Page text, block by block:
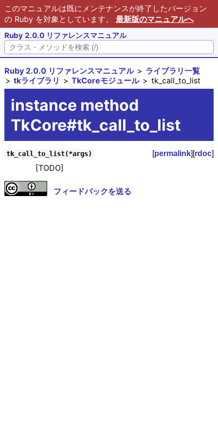
このマニュアルは既にメンテナンスが終了したバージョン
の Ruby を対象としています。 最新版のマニュアルへ
Ruby 2.0.0 リファレンスマニュアル
Ruby 2.0.0 リファレンスマニュアル
ライブラリ一覧
tkライブラリ
TkCoreモジュール tk_call_to_list
instance method
TkCore#tk_call_to_list
tk_call_to_list(*args) [permalink][rdoc]
[TODO]
フィードバックを送る